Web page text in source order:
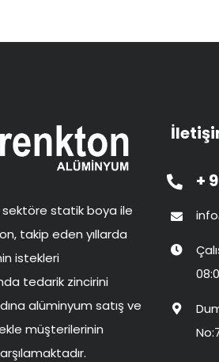
sektöre statik boya ile
takip eden yıllarda
istekleri
tedarik zincirini
alüminyum satış ve
müşterilerinin
+